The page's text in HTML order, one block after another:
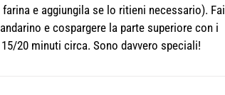
e aggiungila se lo ritieni necessario). Fai
e cospargere la parte superiore con i
20 minuti circa. Sono davvero speciali!